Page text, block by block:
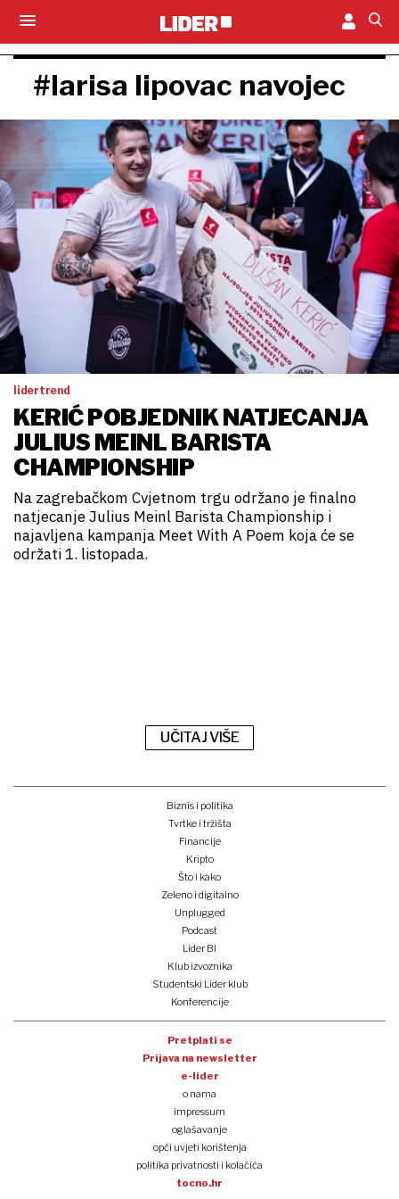
#larisa lipovac navojec
lidertrend
KERIĆ POBJEDNIK NATJECANJA
JULIUS MEINL BARISTA
CHAMPIONSHIP
Na zagrebačkom Cvjetnom trgu održano je finalno
natjecanje Julius Meinl Barista Championship i
najavljena kampanja Meet With A Poem koja će se
održati 1. listopada.
UČITAJ VIŠE
Biznis i politika
Tvrtke i tržišta
Financije
Kripto
Što i kako
Zeleno i digitalno
Unplugged
Podcast
Lider BI
Klub izvoznika
Studentski Lider klub
Konferencije
Pretplati se
Prijava na newsletter
e-lider
o nama
impressum
oglašavanje
opći uvjeti korištenja
politika privatnosti i kolačića
tocno.hr